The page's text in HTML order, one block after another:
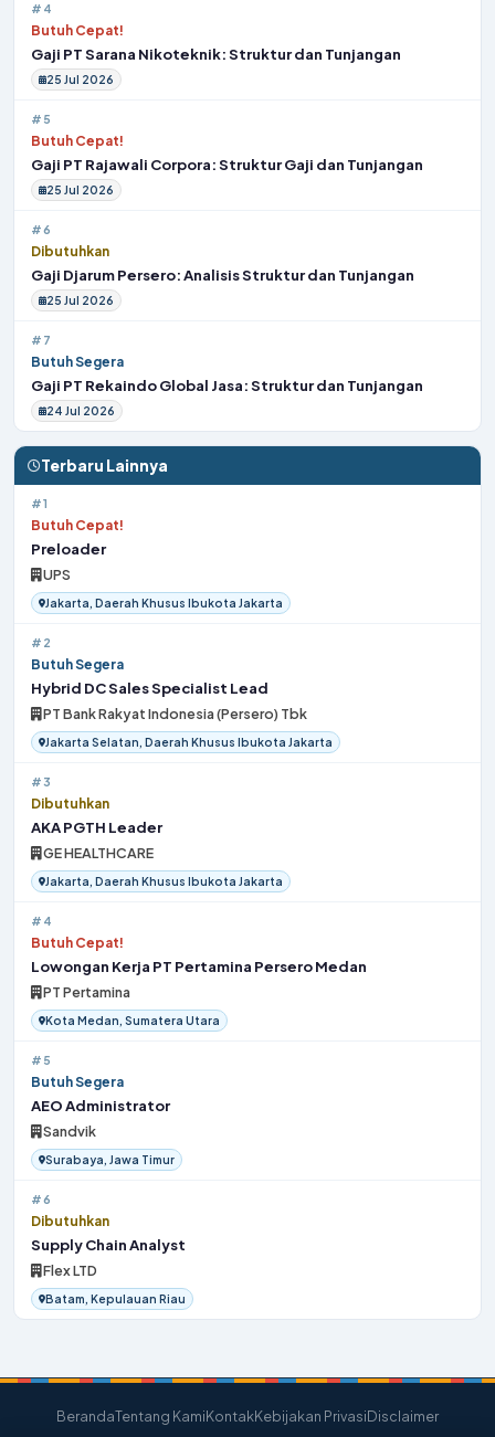
#4
Butuh Cepat!
Gaji PT Sarana Nikoteknik: Struktur dan Tunjangan
25 Jul 2026
#5
Butuh Cepat!
Gaji PT Rajawali Corpora: Struktur Gaji dan Tunjangan
25 Jul 2026
#6
Dibutuhkan
Gaji Djarum Persero: Analisis Struktur dan Tunjangan
25 Jul 2026
#7
Butuh Segera
Gaji PT Rekaindo Global Jasa: Struktur dan Tunjangan
24 Jul 2026
Terbaru Lainnya
#1
Butuh Cepat!
Preloader
UPS
Jakarta, Daerah Khusus Ibukota Jakarta
#2
Butuh Segera
Hybrid DC Sales Specialist Lead
PT Bank Rakyat Indonesia (Persero) Tbk
Jakarta Selatan, Daerah Khusus Ibukota Jakarta
#3
Dibutuhkan
AKA PGTH Leader
GE HEALTHCARE
Jakarta, Daerah Khusus Ibukota Jakarta
#4
Butuh Cepat!
Lowongan Kerja PT Pertamina Persero Medan
PT Pertamina
Kota Medan, Sumatera Utara
#5
Butuh Segera
AEO Administrator
Sandvik
Surabaya, Jawa Timur
#6
Dibutuhkan
Supply Chain Analyst
Flex LTD
Batam, Kepulauan Riau
BerandaTentang KamiKontakKebijakan PrivasiDisclaimer